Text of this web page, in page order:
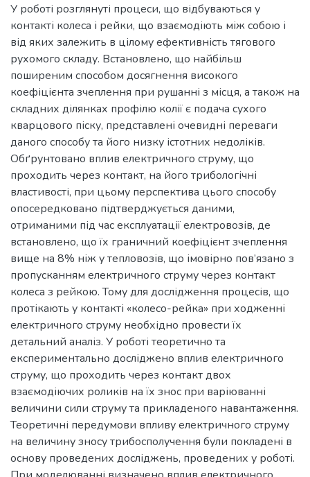
У роботі розглянуті процеси, що відбуваються у
контакті колеса і рейки, що взаємодіють між собою і
від яких залежить в цілому ефективність тягового
рухомого складу. Встановлено, що найбільш
поширеним способом досягнення високого
коефіцієнта зчеплення при рушанні з місця, а також на
складних ділянках профілю колії є подача сухого
кварцового піску, представлені очевидні переваги
даного способу та його низку істотних недоліків.
Обґрунтовано вплив електричного струму, що
проходить через контакт, на його трибологічні
властивості, при цьому перспектива цього способу
опосередковано підтверджується даними,
отриманими під час експлуатації електровозів, де
встановлено, що їх граничний коефіцієнт зчеплення
вище на 8% ніж у тепловозів, що імовірно пов’язано з
пропусканням електричного струму через контакт
колеса з рейкою. Тому для дослідження процесів, що
протікають у контакті «колесо-рейка» при ходженні
електричного струму необхідно провести їх
детальний аналіз. У роботі теоретично та
експериментально досліджено вплив електричного
струму, що проходить через контакт двох
взаємодіючих роликів на їх знос при варіюванні
величини сили струму та прикладеного навантаження.
Теоретичні передумови впливу електричного струму
на величину зносу трибосполучення були покладені в
основу проведених досліджень, проведених у роботі.